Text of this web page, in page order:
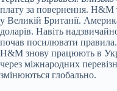
плату за повернення. H&M
у Великій Британії.
доларів. Навіть
почав посилювати
H&M знову працюють в
через міжнародних
змінюються глобально.